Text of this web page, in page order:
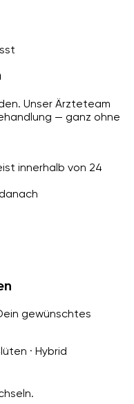
Unser Ärzteteam
— ganz ohne
innerhalb von 24
gewünschtes
· Hybrid